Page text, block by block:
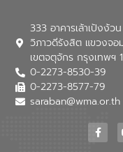
333 อาคารเล้าเป้งง้ว
วิภาวดีรังสิต แขวงจ
เขตจตุจักร กรุงเทพฯ
0-2273-8530-39
0-2273-8577-79
saraban@wma.or.th